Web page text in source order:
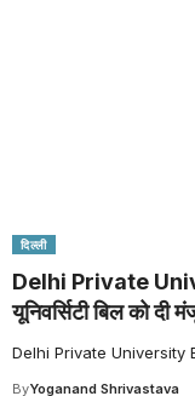
दिल्ली
Delhi Private
यूनिवर्सिटी बिल को दी
Delhi Private University
ByYoganand Shrivastava